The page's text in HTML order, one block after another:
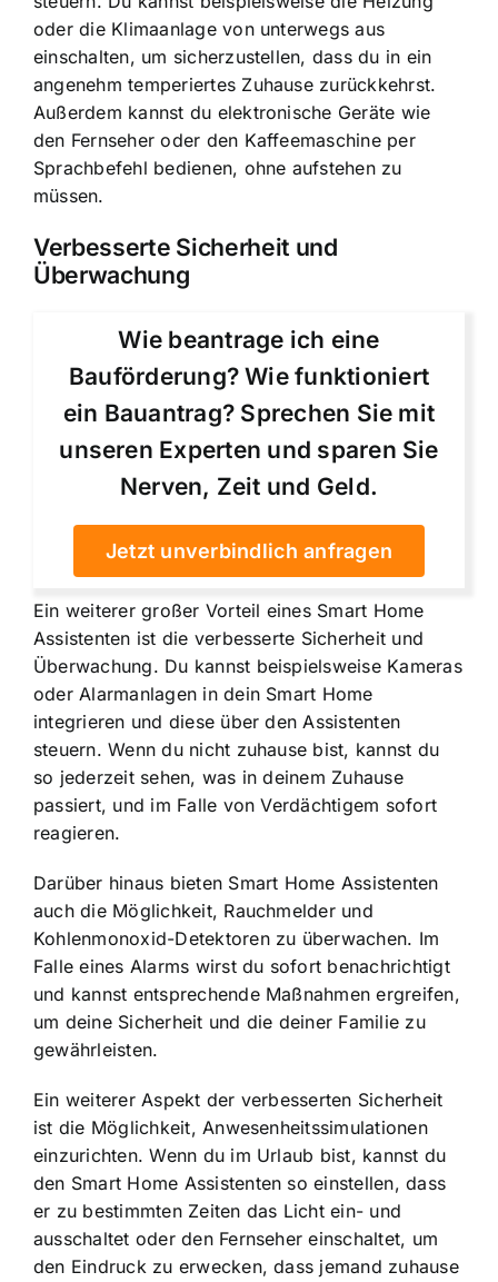
oder die Klimaanlage von unterwegs aus
einschalten, um sicherzustellen, dass du in ein
angenehm temperiertes Zuhause zurückkehrst.
Außerdem kannst du elektronische Geräte wie
den Fernseher oder den Kaffeemaschine per
Sprachbefehl bedienen, ohne aufstehen zu
müssen.
Verbesserte Sicherheit und
Überwachung
Wie beantrage ich eine
Bauförderung? Wie funktioniert
ein Bauantrag? Sprechen Sie mit
unseren Experten und sparen Sie
Nerven, Zeit und Geld.
Jetzt unverbindlich anfragen
Ein weiterer großer Vorteil eines Smart Home
Assistenten ist die verbesserte Sicherheit und
Überwachung. Du kannst beispielsweise Kameras
oder Alarmanlagen in dein Smart Home
integrieren und diese über den Assistenten
steuern. Wenn du nicht zuhause bist, kannst du
so jederzeit sehen, was in deinem Zuhause
passiert, und im Falle von Verdächtigem sofort
reagieren.
Darüber hinaus bieten Smart Home Assistenten
auch die Möglichkeit, Rauchmelder und
Kohlenmonoxid-Detektoren zu überwachen. Im
Falle eines Alarms wirst du sofort benachrichtigt
und kannst entsprechende Maßnahmen ergreifen,
um deine Sicherheit und die deiner Familie zu
gewährleisten.
Ein weiterer Aspekt der verbesserten Sicherheit
ist die Möglichkeit, Anwesenheitssimulationen
einzurichten. Wenn du im Urlaub bist, kannst du
den Smart Home Assistenten so einstellen, dass
er zu bestimmten Zeiten das Licht ein- und
ausschaltet oder den Fernseher einschaltet, um
den Eindruck zu erwecken, dass jemand zuhause